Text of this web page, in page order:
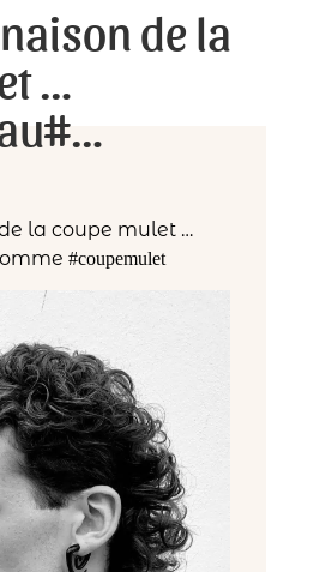
de la
…
la coupe mulet …
#coupemulet